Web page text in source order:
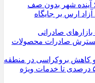
آینده شهر بدون صف
ارس بر جایگاه
بازارهای صادراتی
گسترش صادرات محصولات
کاهش بروکراسی در منطقه
آزاد ارس؛/از اعمال ماخذ فقط ۵ درصدی تا خدمات ویژه